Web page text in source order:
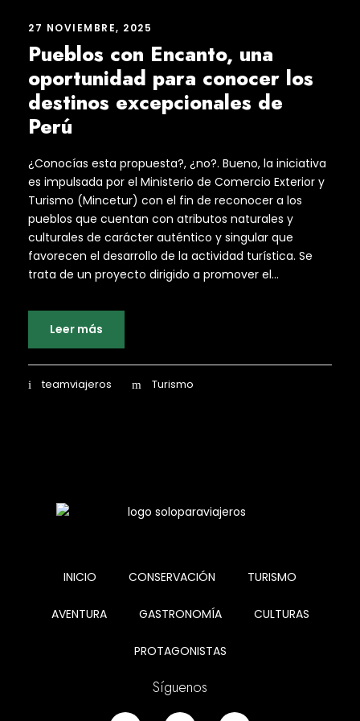
27 NOVIEMBRE, 2025
Pueblos con Encanto, una
oportunidad para conocer los
destinos excepcionales de
Perú
¿Conocías esta propuesta?, ¿no?. Bueno, la iniciativa
es impulsada por el Ministerio de Comercio Exterior y
Turismo (Mincetur) con el fin de reconocer a los
pueblos que cuentan con atributos naturales y
culturales de carácter auténtico y singular que
favorecen el desarrollo de la actividad turística. Se
trata de un proyecto dirigido a promover el...
Leer más
teamviajeros Turismo
INICIO CONSERVACIÓN TURISMO
AVENTURA GASTRONOMÍA CULTURAS
PROTAGONISTAS
Síguenos